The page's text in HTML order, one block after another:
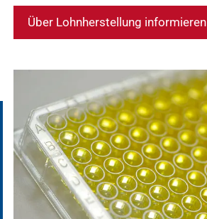
Über Lohnherstellung informieren